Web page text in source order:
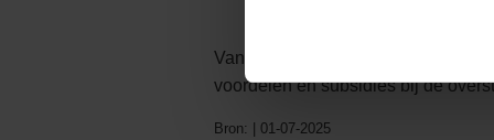
Van Berkel Accountants staat
voordelen en subsidies bij de
Bron: | 01-07-2025